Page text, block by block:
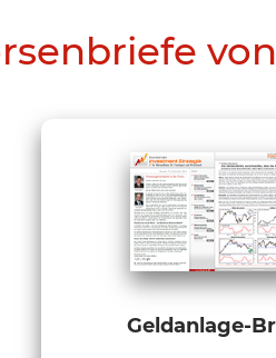
Geldanlage-